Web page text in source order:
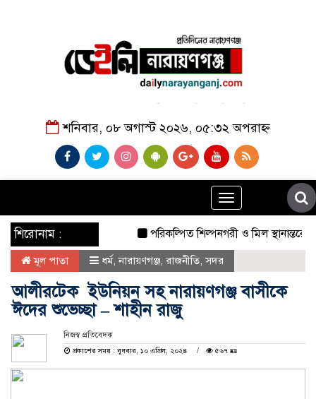
শনিবার, ০৮ অগাস্ট ২০২৬, ০৫:৩২ অপরাহ্ন
Toggle
navigation
শিরোনাম : পরিকল্পিত শিল্পনগরী ও মিল স্থানান্তরের
মূল পাতা ধর্ম,নারায়ণগঞ্জ, রাজনীতি,সদর
আলীরটেক ইউনিয়ন সহ নারায়ণগঞ্জ বাসীকে
ঈদের শুভেচ্ছা – শাহীন রাজু
নিজস্ব প্রতিবেদক
প্রকাশের সময় : বুধবার, ১০ এপ্রিল, ২০২৪
৫৬৭ 🪪